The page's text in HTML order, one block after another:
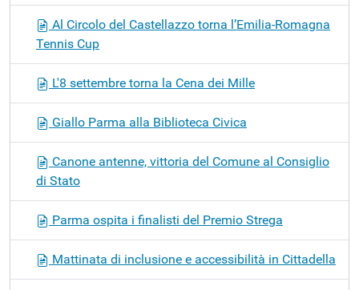
Al Circolo del Castellazzo torna l’Emilia-Romagna
Tennis Cup
L'8 settembre torna la Cena dei Mille
Giallo Parma alla Biblioteca Civica
Canone antenne, vittoria del Comune al Consiglio
di Stato
Parma ospita i finalisti del Premio Strega
Mattinata di inclusione e accessibilità in Cittadella